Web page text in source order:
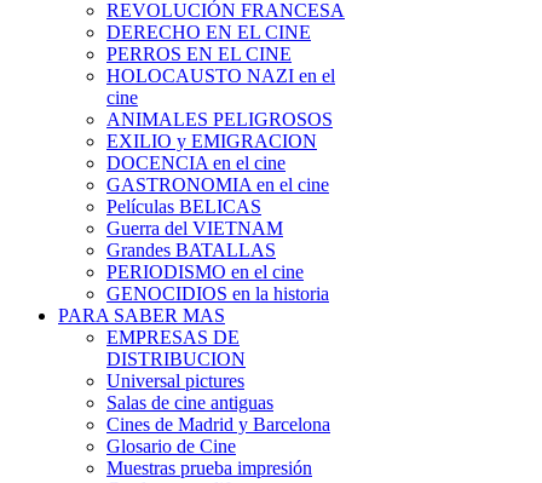
REVOLUCIÓN FRANCESA
DERECHO EN EL CINE
PERROS EN EL CINE
HOLOCAUSTO NAZI en el
cine
ANIMALES PELIGROSOS
EXILIO y EMIGRACION
DOCENCIA en el cine
GASTRONOMIA en el cine
Películas BELICAS
Guerra del VIETNAM
Grandes BATALLAS
PERIODISMO en el cine
GENOCIDIOS en la historia
PARA SABER MAS
EMPRESAS DE
DISTRIBUCION
Universal pictures
Salas de cine antiguas
Cines de Madrid y Barcelona
Glosario de Cine
Muestras prueba impresión